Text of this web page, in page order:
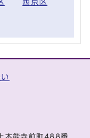
西京区
本能寺前町488番